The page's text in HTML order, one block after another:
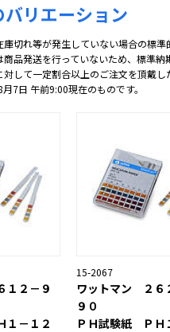
バリエーション
切れ等が発生していない場合の標準
品発送を行っていないため、標準納
して一定割合以上のご注文を頂戴し
7日 午前9:00現在のものです。
２－９
１－１２
15-2067
ワットマン ２６
９０
ＰＨ試験紙 ＰＨ